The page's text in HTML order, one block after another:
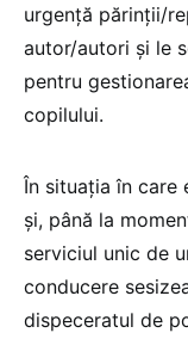
urgență părinții/
autor/autori și le
pentru
copilului.
În situația în care
și, până la
serviciul unic de
conducere
dispeceratul de